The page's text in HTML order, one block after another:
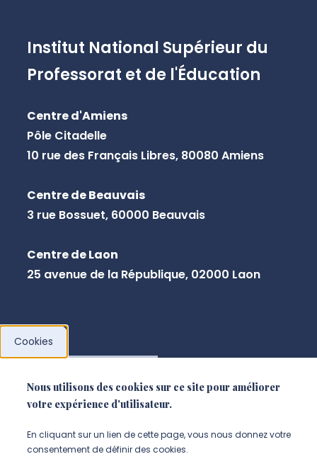
Institut National Supérieur du
Professorat et de l'Éducation
Centre d'Amiens
Pôle Citadelle
10 rue des Français Libres, 80080 Amiens
Centre de Beauvais
3 rue Bossuet, 60000 Beauvais
Centre de Laon
25 avenue de la République, 02000 Laon
Cookies
Nous utilisons des cookies sur ce site pour améliorer
votre expérience d'utilisateur.
En cliquant sur un lien de cette page, vous nous donnez votre
consentement de définir des cookies.